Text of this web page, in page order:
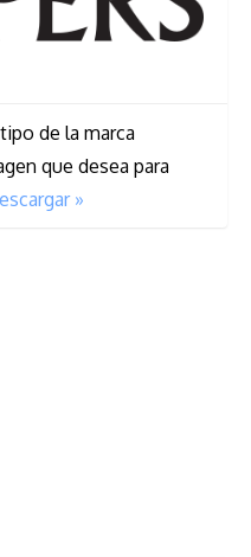
de la marca
que desea para
»